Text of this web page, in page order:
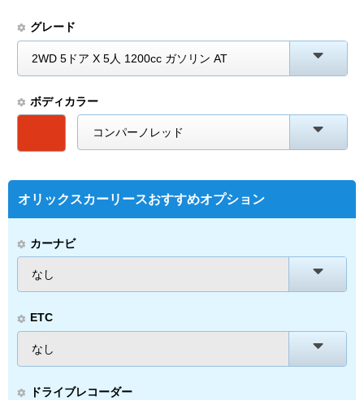
グレード
2WD 5ドア X 5人 1200cc ガソリン AT
ボディカラー
コンパーノレッド
オリックスカーリースおすすめオプション
カーナビ
なし
ETC
なし
ドライブレコーダー